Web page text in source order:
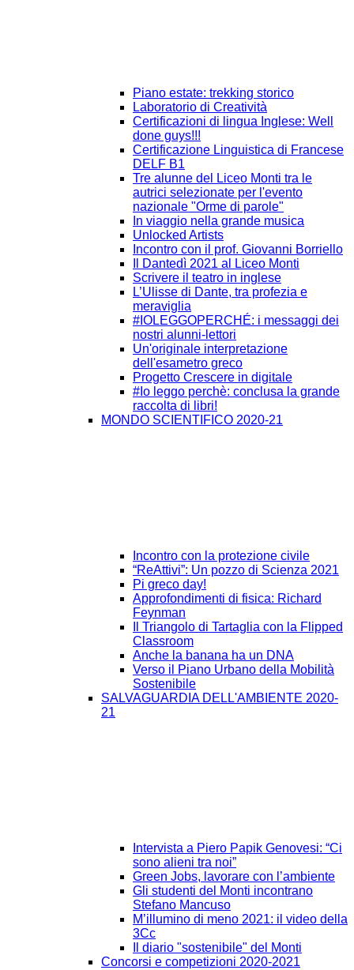
Piano estate: trekking storico
Laboratorio di Creatività
Certificazioni di lingua Inglese: Well
done guys!!!
Certificazione Linguistica di Francese
DELF B1
Tre alunne del Liceo Monti tra le
autrici selezionate per l'evento
nazionale "Orme di parole"
In viaggio nella grande musica
Unlocked Artists
Incontro con il prof. Giovanni Borriello
Il Dantedì 2021 al Liceo Monti
Scrivere il teatro in inglese
L’Ulisse di Dante, tra profezia e
meraviglia
#IOLEGGOPERCHÉ: i messaggi dei
nostri alunni-lettori
Un'originale interpretazione
dell'esametro greco
Progetto Crescere in digitale
#Io leggo perchè: conclusa la grande
raccolta di libri!
MONDO SCIENTIFICO 2020-21
Incontro con la protezione civile
“ReAttivi”: Un pozzo di Scienza 2021
Pi greco day!
Approfondimenti di fisica: Richard
Feynman
Il Triangolo di Tartaglia con la Flipped
Classroom
Anche la banana ha un DNA
Verso il Piano Urbano della Mobilità
Sostenibile
SALVAGUARDIA DELL'AMBIENTE 2020-
21
Intervista a Piero Papik Genovesi: “Ci
sono alieni tra noi”
Green Jobs, lavorare con l’ambiente
Gli studenti del Monti incontrano
Stefano Mancuso
M’illumino di meno 2021: il video della
3Cc
Il diario "sostenibile" del Monti
Concorsi e competizioni 2020-2021